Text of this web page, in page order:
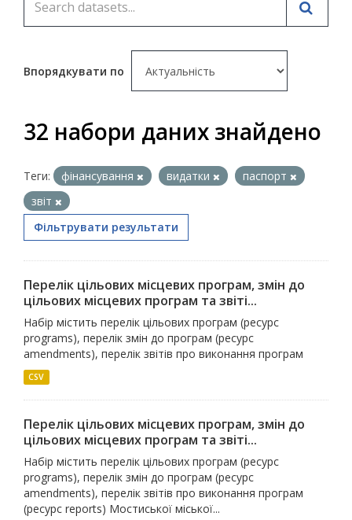
Впорядкувати по
32 набори даних знайдено
Теги: фінансування видатки
паспорт
звіт
Фільтрувати результати
Перелік цільових місцевих програм, змін до
цільових місцевих програм та звіті...
Набір містить перелік цільових програм (ресурс
programs), перелік змін до програм (ресурс
amendments), перелік звітів про виконання програм
CSV
Перелік цільових місцевих програм, змін до
цільових місцевих програм та звіті...
Набір містить перелік цільових програм (ресурс
programs), перелік змін до програм (ресурс
amendments), перелік звітів про виконання програм
(ресурс reports) Мостиської міської...